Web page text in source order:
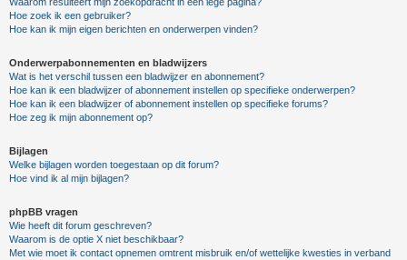
Hoe zoek ik een gebruiker?
Hoe kan ik mijn eigen berichten en onderwerpen vinden?
Onderwerpabonnementen en bladwijzers
Wat is het verschil tussen een bladwijzer en abonnement?
Hoe kan ik een bladwijzer of abonnement instellen op specifieke onderwerpen?
Hoe kan ik een bladwijzer of abonnement instellen op specifieke forums?
Hoe zeg ik mijn abonnement op?
Bijlagen
Welke bijlagen worden toegestaan op dit forum?
Hoe vind ik al mijn bijlagen?
phpBB vragen
Wie heeft dit forum geschreven?
Waarom is de optie X niet beschikbaar?
Met wie moet ik contact opnemen omtrent misbruik en/of wettelijke kwesties in verband